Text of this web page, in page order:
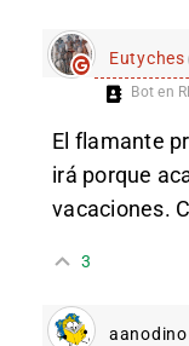
Eutyches
Bot en
El flamante
irá porque
vacaciones.
3
aanodino